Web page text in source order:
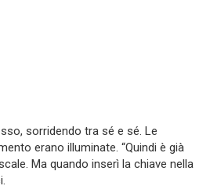
sorridendo tra sé e sé. Le
erano illuminate. “Quindi è già
Ma quando inserì la chiave nella